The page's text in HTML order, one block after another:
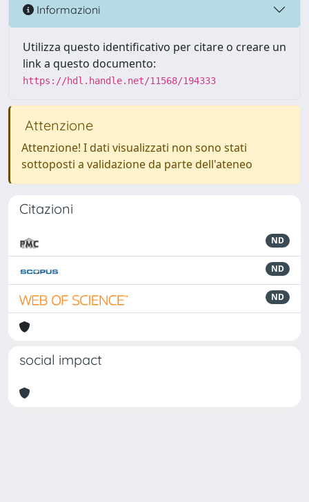
Informazioni
Utilizza questo identificativo per citare o creare un
link a questo documento:
https://hdl.handle.net/11568/194333
Attenzione
Attenzione! I dati visualizzati non sono stati
sottoposti a validazione da parte dell'ateneo
Citazioni
ND
ND
ND
social impact